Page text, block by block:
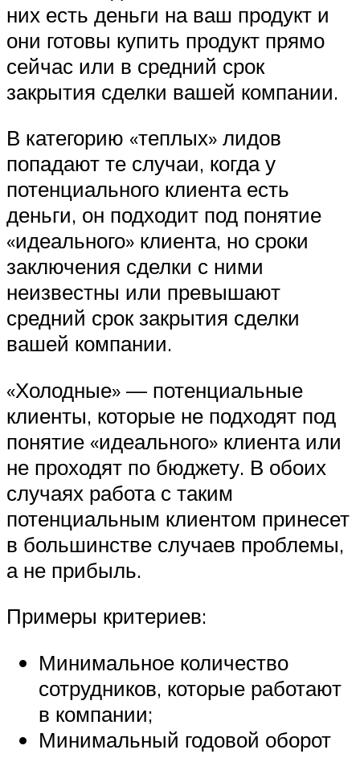
них есть деньги на ваш продукт и
они готовы купить продукт прямо
сейчас или в средний срок
закрытия сделки вашей компании.
В категорию «теплых» лидов
попадают те случаи, когда у
потенциального клиента есть
деньги, он подходит под понятие
«идеального» клиента, но сроки
заключения сделки с ними
неизвестны или превышают
средний срок закрытия сделки
вашей компании.
«Холодные» — потенциальные
клиенты, которые не подходят под
понятие «идеального» клиента или
не проходят по бюджету. В обоих
случаях работа с таким
потенциальным клиентом принесет
в большинстве случаев проблемы,
а не прибыль.
Примеры критериев:
Минимальное количество
сотрудников, которые работают
в компании;
Минимальный годовой оборот